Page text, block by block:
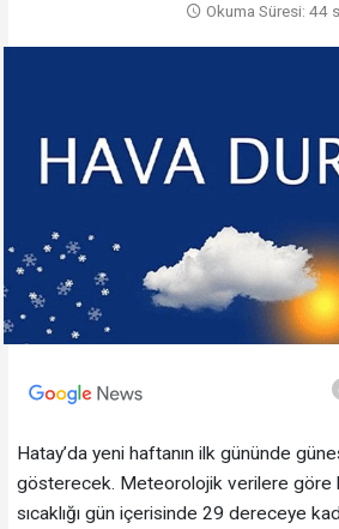
Okuma Süresi: 44
Hatay’da yeni haftanın ilk gününde
gösterecek. Meteorolojik verilere göre
sıcaklığı gün içerisinde 29 dereceye